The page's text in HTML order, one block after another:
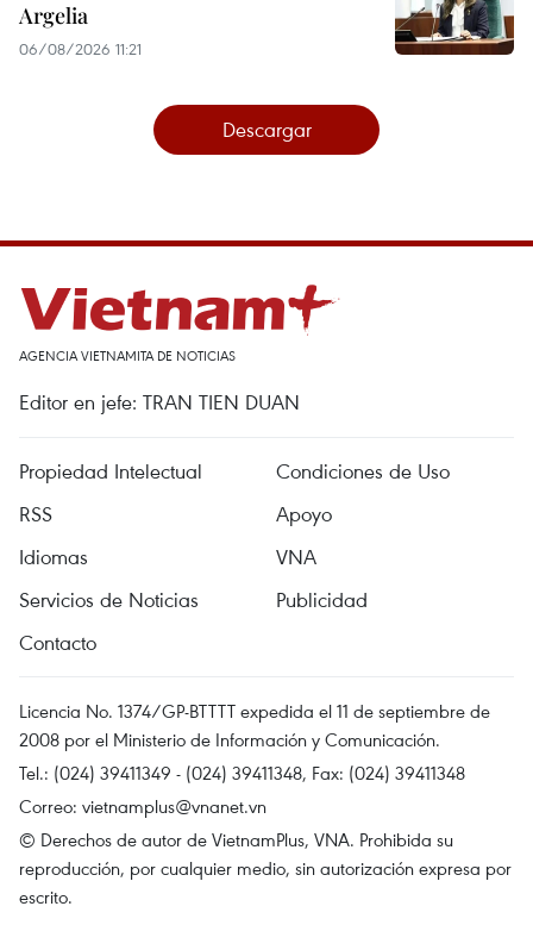
Argelia
06/08/2026 11:21
Descargar
AGENCIA VIETNAMITA DE NOTICIAS
Editor en jefe: TRAN TIEN DUAN
Propiedad Intelectual
Condiciones de Uso
RSS
Apoyo
Idiomas
VNA
Servicios de Noticias
Publicidad
Contacto
Licencia No. 1374/GP-BTTTT expedida el 11 de septiembre de
2008 por el Ministerio de Información y Comunicación.
Tel.: (024) 39411349 - (024) 39411348, Fax: (024) 39411348
Correo: vietnamplus@vnanet.vn
© Derechos de autor de VietnamPlus, VNA. Prohibida su
reproducción, por cualquier medio, sin autorización expresa por
escrito.